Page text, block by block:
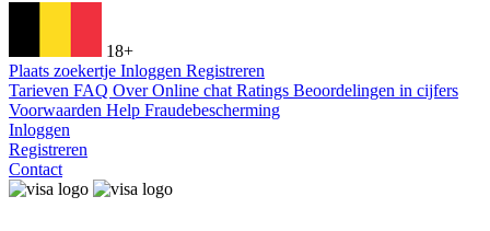
18+
Plaats zoekertje Inloggen Registreren
Tarieven FAQ OverOnline chat Ratings Beoordelingen in cijfers
Voorwaarden Help Fraudebescherming
Inloggen
Registreren
Contact